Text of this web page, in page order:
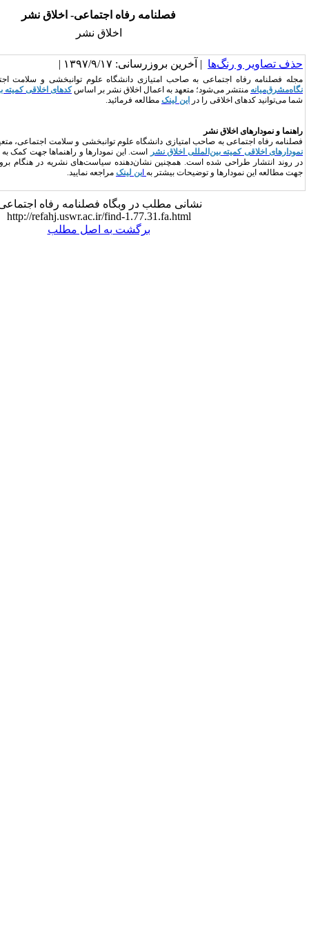
فصلنامه رفاه اجتماعی- اخلاق نشر
بروزرسانی: ۱۳۹۷/۹/۱۷ |
به صاحب امتیازی دانشگاه علوم توانبخشی و سلامت اجتماعی، که با همکاریموسسه
متعهد به اعمال اخلاق نشر بر اساسکدهای اخلاقی کمیته بین‌المللی اخلاق نشراست.
این لینک مطالعه فرمائید.
امتیازی دانشگاه علوم توانبخشی و سلامت اجتماعی، متعهد به اجرا و پیروی ازراهنماها و
اخلاق نشراست. این نمودارها و راهنماها جهت کمک به سردبیران، داوران و نویسندگان
همچنین نشان‌دهنده سیاست‌های نشریه در هنگام بروز تعارض است. شما می توانید
بیشتر به این لینک مراجعه نمایید.
مطلب در وبگاه فصلنامه رفاه اجتماعی:
http://refahj.uswr.ac.ir/find-1.77.31.fa.html